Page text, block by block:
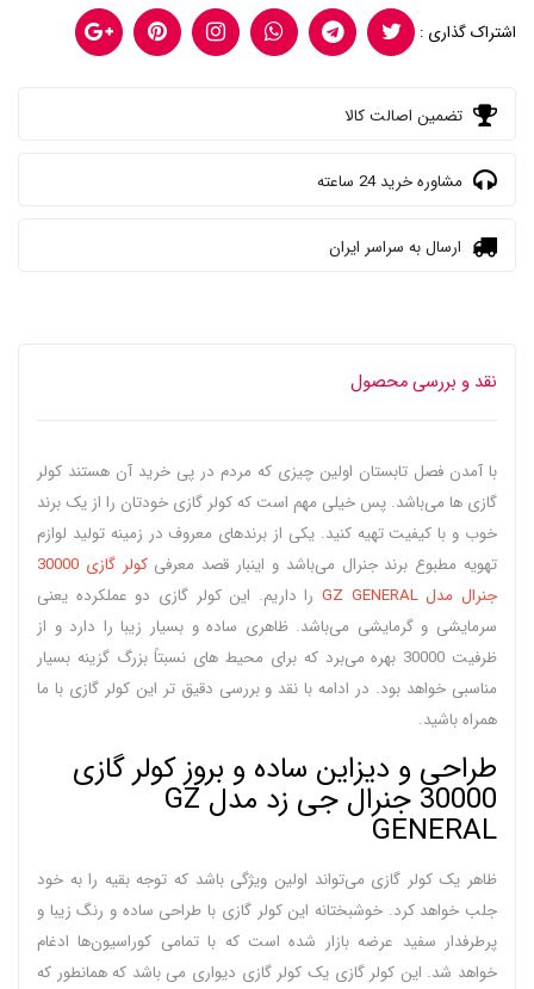
اشتراک گذاری :
تضمین اصالت کالا
مشاوره خرید 24 ساعته
ارسال به سراسر ایران
نقد و بررسی محصول
با آمدن فصل تابستان اولین چیزی که مردم در پی خرید آن هستند کولر
گازی ها می‌باشد. پس خیلی مهم است که کولر گازی خودتان را از یک برند
خوب و با کیفیت تهیه کنید. یکی از برندهای معروف در زمینه تولید لوازم
تهویه مطبوع برند جنرال می‌باشد و اینبار قصد معرفی
کولر گازی 30000
جنرال مدل GZ GENERAL
را داریم. این کولر گازی دو عملکرده یعنی
سرمایشی و گرمایشی می‌باشد. ظاهری ساده و بسیار زیبا را دارد و از
ظرفیت 30000 بهره می‌برد که برای محیط‌ های نسبتاً بزرگ گزینه بسیار
مناسبی خواهد بود. در ادامه با نقد و بررسی دقیق‌ تر این کولر گازی با ما
همراه باشید.
طراحی و دیزاین ساده و بروز کولر گازی
30000 جنرال جی زد مدل GZ
GENERAL
ظاهر یک کولر گازی می‌تواند اولین ویژگی باشد که توجه بقیه را به خود
جلب خواهد کرد. خوشبختانه این کولر گازی با طراحی ساده و رنگ زیبا و
پرطرفدار سفید عرضه بازار شده است که با تمامی کوراسیون‌ها ادغام
خواهد شد. این کولر گازی یک کولر گازی دیواری می‌ باشد که همانطور که